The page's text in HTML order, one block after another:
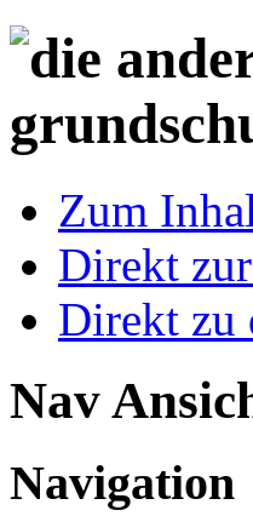
Zum
Direkt
Direkt zu
Nav
Navigation